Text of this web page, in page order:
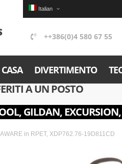
Italian
++386(0)4 580 67 55
CASA DIVERTIMENTO
A UN POSTO
GILDAN,
in RPET, XDP762.76-19D811CD